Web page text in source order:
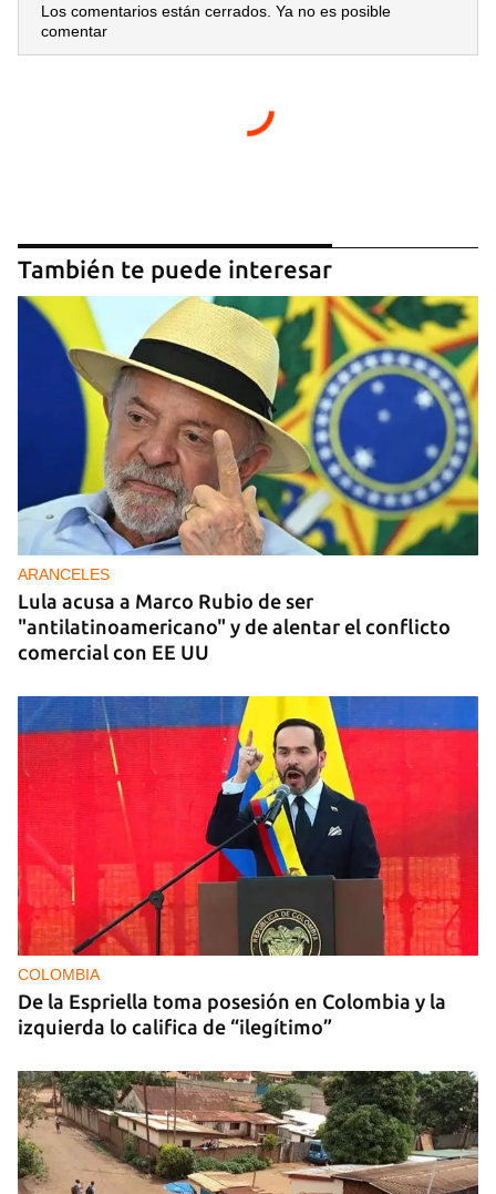
Los comentarios están cerrados. Ya no es posible
comentar
También te puede interesar
ARANCELES
Lula acusa a Marco Rubio de ser
"antilatinoamericano" y de alentar el conflicto
comercial con EE UU
COLOMBIA
De la Espriella toma posesión en Colombia y la
izquierda lo califica de “ilegítimo”